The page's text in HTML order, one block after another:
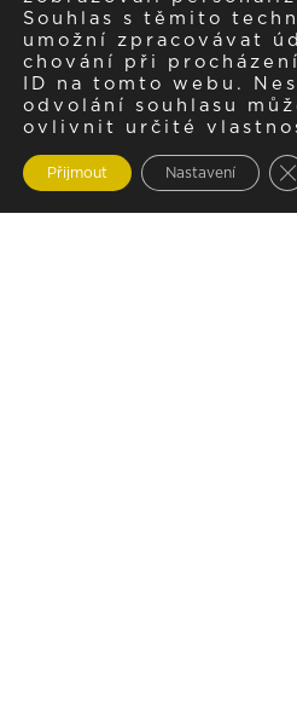
Souhlas s těmito
umožní zpracovávat
chování při
ID na tomto webu.
odvolání souhlasu
ovlivnit určité
Přijmout Nastavení